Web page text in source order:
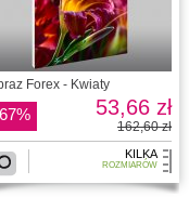
Forex - Kwiaty
53,66 zł
162,60 zł
KILKA
ROZMIARÓW